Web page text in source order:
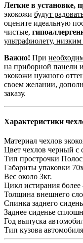
Легкие в установке,
экокожи будут
оцените идеальную
чистые,
ультрафиолету,
Важно! При
на приборной панели
экокожи нужного
своем желании,
заказу.
Характеристики
Материал чехлов
Цвет чехлов черный с
Тип прострочки
Габариты упаковки
Вес около 3кг.
Цикл истирания более
Толщина внешнего
Спинка заднего
Заднее сиденье
Год выпуска
Тип кузова автомобиля